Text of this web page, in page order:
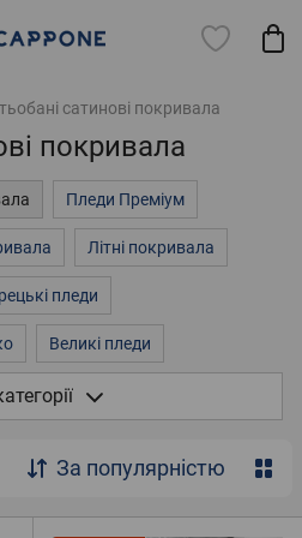
сатинові покривала
покривала
Пледи Преміум
Літні покривала
пледи
Великі пледи
ліжко 3д покривала
За популярністю